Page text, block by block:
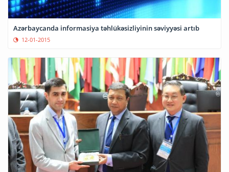
Azərbaycanda informasiya təhlükəsizliyinin səviyyəsi artıb
12-01-2015